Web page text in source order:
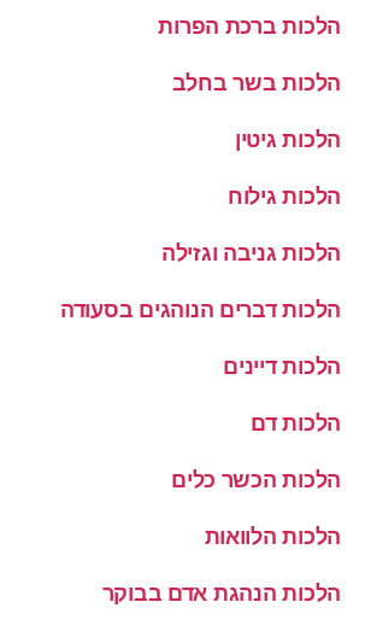
הלכות ברכת הפרות
הלכות בשר בחלב
הלכות גיטין
הלכות גילוח
הלכות גניבה וגזילה
הלכות דברים הנוהגים בסעודה
הלכות דיינים
הלכות דם
הלכות הכשר כלים
הלכות הלוואות
הלכות הנהגת אדם בבוקר